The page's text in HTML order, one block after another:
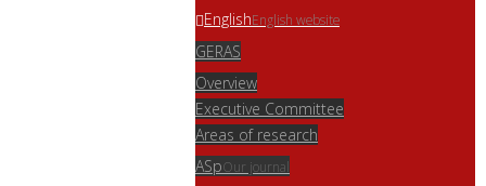
EnglishEnglish website
GERAS
Overview
Executive Committee
Areas of research
ASpOur journal